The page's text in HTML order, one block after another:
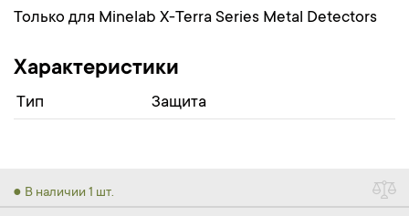
Только для Minelab X-Terra Series Metal Detectors
Характеристики
Тип Защита
● В наличии 1 шт.